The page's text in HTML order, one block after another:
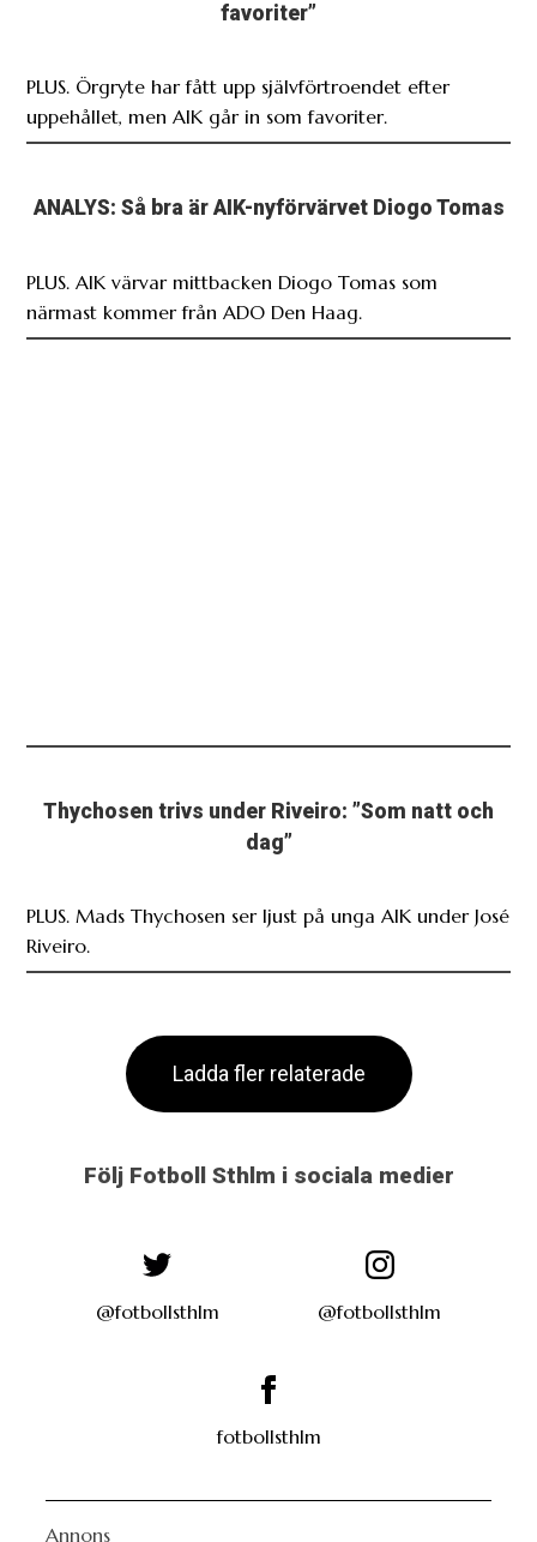
favoriter”
PLUS. Örgryte har fått upp självförtroendet efter
uppehållet, men AIK går in som favoriter.
ANALYS: Så bra är AIK-nyförvärvet Diogo Tomas
PLUS. AIK värvar mittbacken Diogo Tomas som
närmast kommer från ADO Den Haag.
Thychosen trivs under Riveiro: ”Som natt och
dag”
PLUS. Mads Thychosen ser ljust på unga AIK under José
Riveiro.
Ladda fler relaterade
Följ Fotboll Sthlm i sociala medier
@fotbollsthlm @fotbollsthlm
fotbollsthlm
Annons